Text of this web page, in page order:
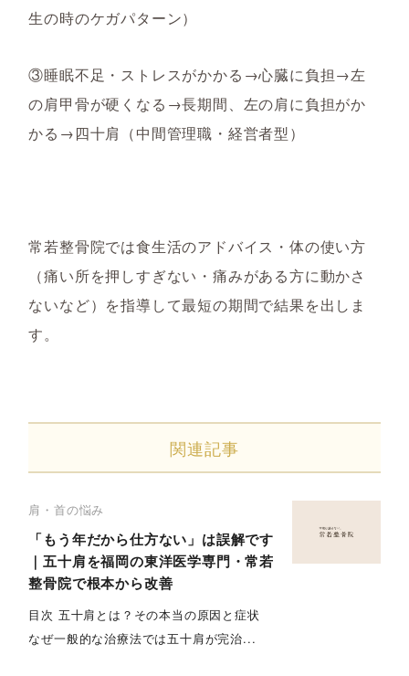
生の時のケガパターン）
③睡眠不足・ストレスがかかる→心臓に負担→左
の肩甲骨が硬くなる→長期間、左の肩に負担がか
かる→四十肩（中間管理職・経営者型）
常若整骨院では食生活のアドバイス・体の使い方
（痛い所を押しすぎない・痛みがある方に動かさ
ないなど）を指導して最短の期間で結果を出しま
す。
関連記事
肩・首の悩み
「もう年だから仕方ない」は誤解です
｜五十肩を福岡の東洋医学専門・常若
整骨院で根本から改善
目次 五十肩とは？その本当の原因と症状
なぜ一般的な治療法では五十肩が完治...